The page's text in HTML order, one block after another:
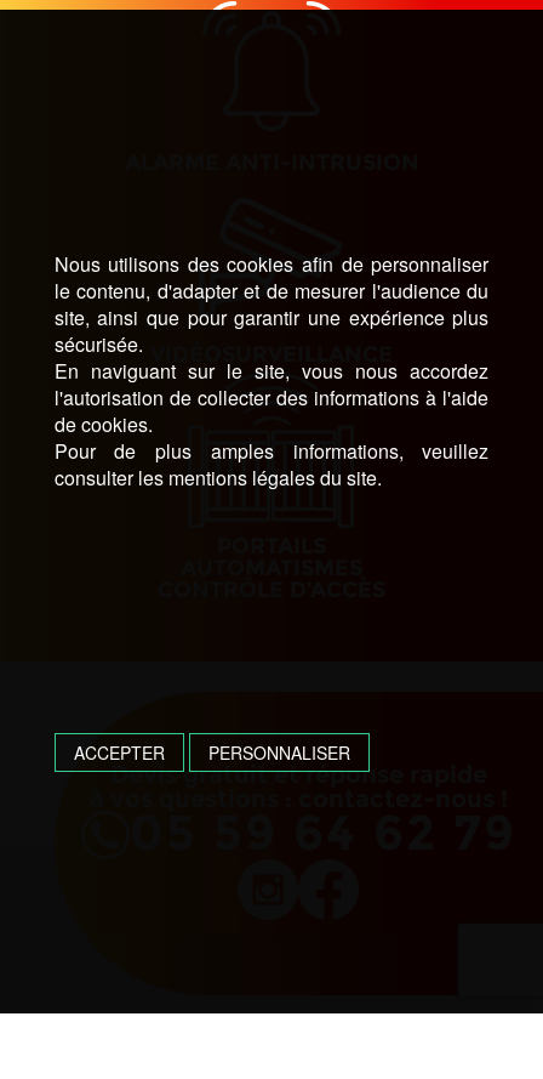
Devis gratuit et réponse rapide
Nous utilisons des cookies afin de personnaliser
le contenu, d'adapter et de mesurer l'audience du
site, ainsi que pour garantir une expérience plus
sécurisée.
En naviguant sur le site, vous nous accordez
l'autorisation de collecter des informations à l'aide
de cookies.
Pour de plus amples informations, veuillez
consulter les mentions légales du site.
ACCEPTER PERSONNALISER